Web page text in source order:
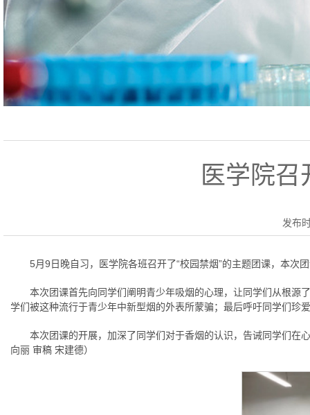
医学院
发布
5月9日晚自习，医学院各班召开了“校园禁烟”的主题团课，本次
本次团课首先向同学们阐明青少年吸烟的心理，让同学们从根源
学们被这种流行于青少年中新型烟的外表所蒙骗；最后呼吁同学们珍
本次团课的开展，加深了同学们对于香烟的认识，告诫同学们在
向丽 审稿 宋建德）